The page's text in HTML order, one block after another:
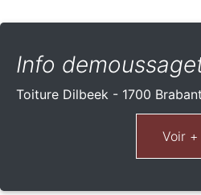
Info
Toiture Dilbeek - 1700